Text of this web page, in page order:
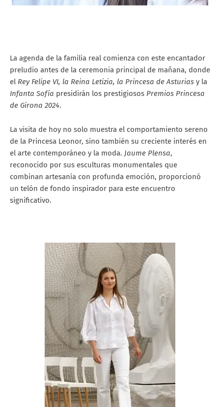
La agenda de la familia real comienza con este encantador
preludio antes de la ceremonia principal de mañana, donde
el Rey Felipe VI, la Reina Letizia, la Princesa de Asturias y la
Infanta Sofía presidirán los prestigiosos Premios Princesa
de Girona 2024.
La visita de hoy no solo muestra el comportamiento sereno
de la Princesa Leonor, sino también su creciente interés en
el arte contemporáneo y la moda. Jaume Plensa,
reconocido por sus esculturas monumentales que
combinan artesanía con profunda emoción, proporcionó
un telón de fondo inspirador para este encuentro
significativo.